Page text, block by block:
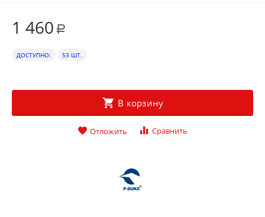
1 460 Р
ДОСТУПНО: 53 ШТ.
В корзину
Отложить Сравнить